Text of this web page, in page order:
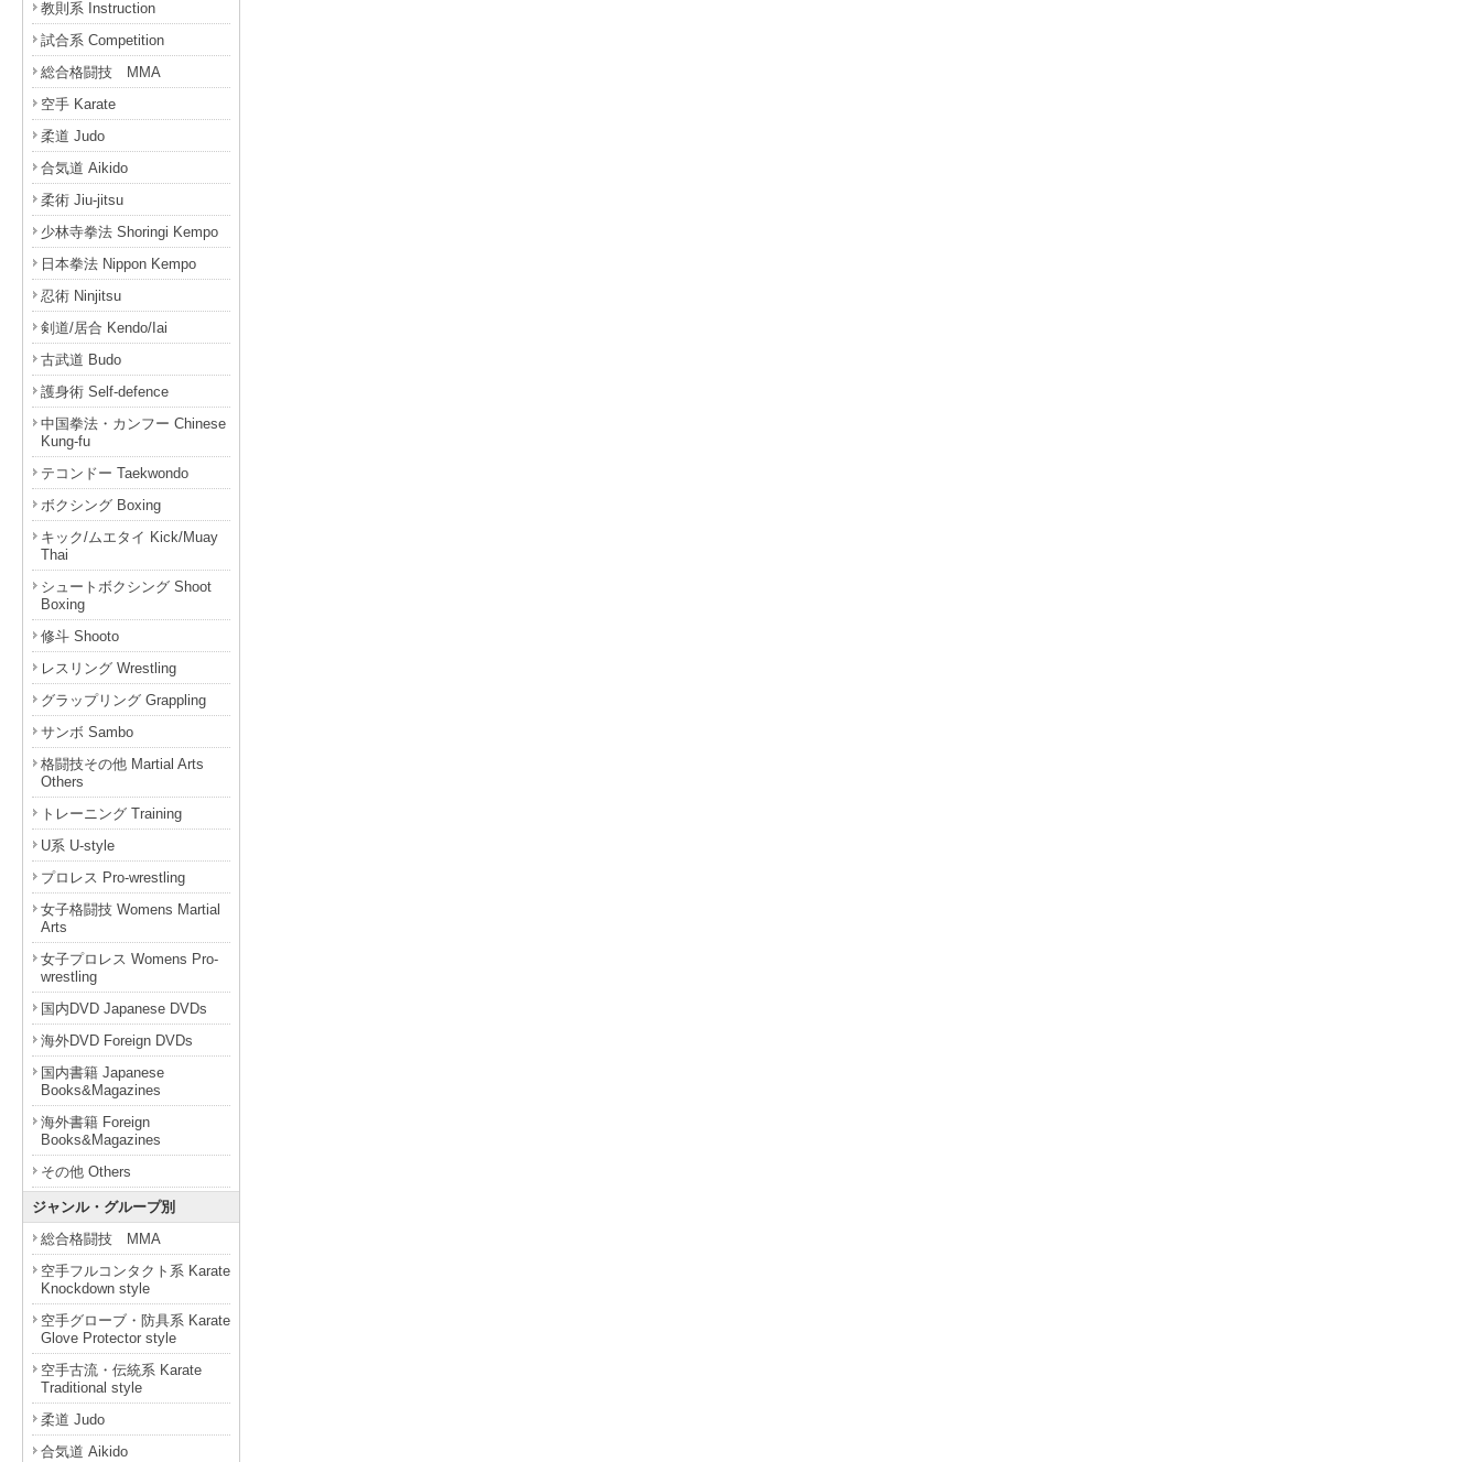
教則系 Instruction
試合系 Competition
総合格闘技 MMA
空手 Karate
柔道 Judo
合気道 Aikido
柔術 Jiu-jitsu
少林寺拳法 Shoringi Kempo
日本拳法 Nippon Kempo
忍術 Ninjitsu
剣道/居合 Kendo/Iai
古武道 Budo
護身術 Self-defence
中国拳法・カンフー Chinese
Kung-fu
テコンドー Taekwondo
ボクシング Boxing
キック/ムエタイ Kick/Muay
Thai
シュートボクシング Shoot
Boxing
修斗 Shooto
レスリング Wrestling
グラップリング Grappling
サンボ Sambo
格闘技その他 Martial Arts
Others
トレーニング Training
U系 U-style
プロレス Pro-wrestling
女子格闘技 Womens Martial
Arts
女子プロレス Womens Pro-
wrestling
国内DVD Japanese DVDs
海外DVD Foreign DVDs
国内書籍 Japanese
Books&Magazines
海外書籍 Foreign
Books&Magazines
その他 Others
ジャンル・グループ別
総合格闘技 MMA
空手フルコンタクト系 Karate
Knockdown style
空手グローブ・防具系 Karate
Glove Protector style
空手古流・伝統系 Karate
Traditional style
柔道 Judo
合気道 Aikido